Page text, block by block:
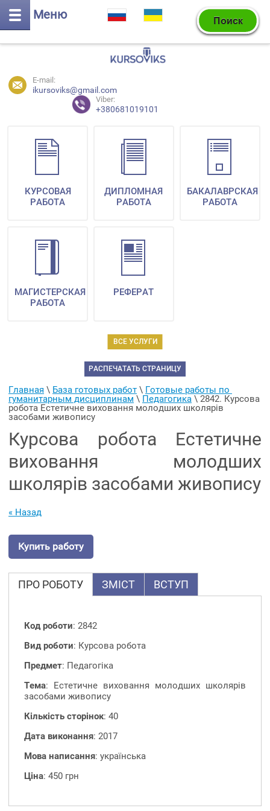
Меню
E-mail:
ikursoviks@gmail.com
Viber:
+380681019101
ВСЕ УСЛУГИ
КУРСОВАЯ
РАБОТА
ДИПЛОМНАЯ
РАБОТА
БАКАЛАВРСКАЯ
РАБОТА
МАГИСТЕРСКАЯ
РАБОТА
РЕФЕРАТ
РАСПЕЧАТАТЬ СТРАНИЦУ
Главная \ База готовых работ \ Готовые работы по
гуманитарным дисциплинам \ Педагогика \ 2842. Курсова
робота Естетичне виховання молодших школярів
засобами живопису
Курсова робота Естетичне
виховання молодших
школярів засобами живопису
« Назад
Купить работу
ПРО РОБОТУ ЗМІСТ ВСТУП
Код роботи: 2842
Вид роботи: Курсова робота
Предмет: Педагогіка
Тема: Естетичне виховання молодших школярів
засобами живопису
Кількість сторінок: 40
Дата виконання: 2017
Мова написання: українська
Ціна: 450 грн